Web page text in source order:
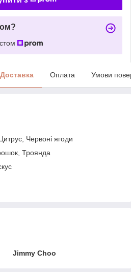
Доставка Оплата Умови
Червоні ягоди
Троянда
Jimmy Choo